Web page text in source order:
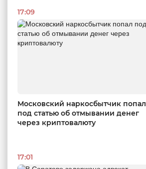
17:09
Московский наркосбытчик попал
под статью об отмывании денег
через криптовалюту
17:01